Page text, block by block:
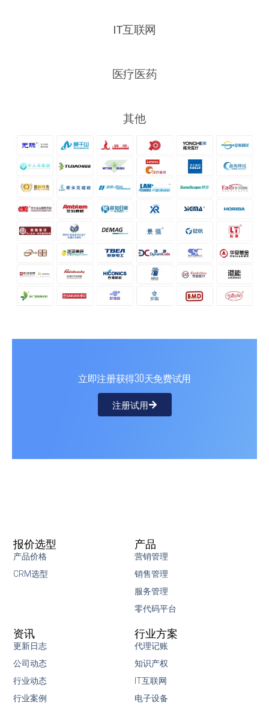
IT互联网
医疗医药
其他
立即注册获得30天免费试用
注册试用
产品
营销管理
销售管理
服务管理
零代码平台
报价选型
产品价格
CRM选型
行业方案
代理记账
知识产权
IT互联网
电子设备
资讯
更新日志
公司动态
行业动态
行业案例